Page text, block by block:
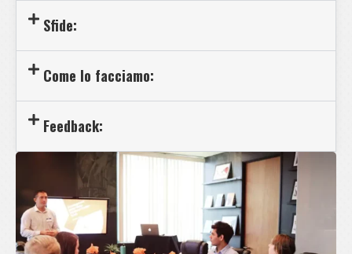
Sfide:
Come lo facciamo:
Feedback: